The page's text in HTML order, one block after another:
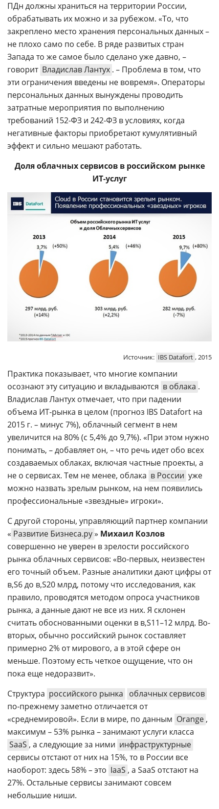
ПДн должны храниться на территории России,
обрабатывать их можно и за рубежом. «То, что
закреплено место хранения персональных данных –
не плохо само по себе. В ряде развитых стран
Запада то же самое было сделано уже давно, –
говорит Владислав Лантух . – Проблема в том, что
эти ограничения введены не вовремя». Операторы
персональных данных вынуждены проводить
затратные мероприятия по выполнению
требований 152-ФЗ и 242-ФЗ в условиях, когда
негативные факторы приобретают кумулятивный
эффект и сильно мешают работать.
Доля облачных сервисов в российском рынке
ИТ-услуг
Источник: IBS Datafort , 2015
Практика показывает, что многие компании
осознают эту ситуацию и вкладываются в облака .
Владислав Лантух отмечает, что при падении
объема ИТ-рынка в целом (прогноз IBS Datafort на
2015 г. – минус 7%), облачный сегмент в нем
увеличится на 80% (с 5,4% до 9,7%). «При этом нужно
понимать, – добавляет он, – что речь идет обо всех
создаваемых облаках, включая частные проекты, а
не о сервисах. Тем не менее, облака в России уже
можно назвать зрелым рынком, на нем появились
профессиональные «звездные» игроки».
С другой стороны, управляющий партнер компании
« Развитие Бизнеса.ру» Михаил Козлов
совершенно не уверен в зрелости российского
рынка облачных сервисов: «Во-первых, неизвестен
его точный объем. Разные аналитики дают цифры от
6 до
20 млрд, потому что исследования, как
правило, проводятся методом опроса участников
рынка, а данные дают не все из них. Я склонен
считать обоснованными оценки в
11–12 млрд. Во-
вторых, обычно российский рынок составляет
примерно 2% от мирового, а в этой сфере он
меньше. Поэтому есть четкое ощущение, что он
пока еще недоразвит».
Структура российского рынка
облачных сервисов
по-прежнему заметно отличается от
«среднемировой». Если в мире, по данным Orange ,
максимум – 53% рынка – занимают услуги класса
SaaS , а следующие за ними инфраструктурные
сервисы отстают от них на 15%, то в России все
наоборот: здесь 58% – это IaaS , а SaaS отстают на
27%. Остальные сервисы занимают совсем
небольшие ниши.